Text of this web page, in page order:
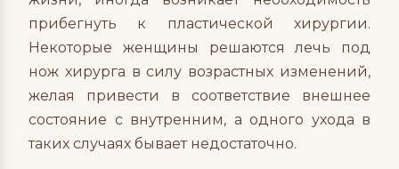
прибегнуть к пластической хирургии.
Некоторые женщины решаются лечь под
нож хирурга в силу возрастных изменений,
желая привести в соответствие внешнее
состояние с внутренним, а одного ухода в
таких случаях бывает недостаточно.